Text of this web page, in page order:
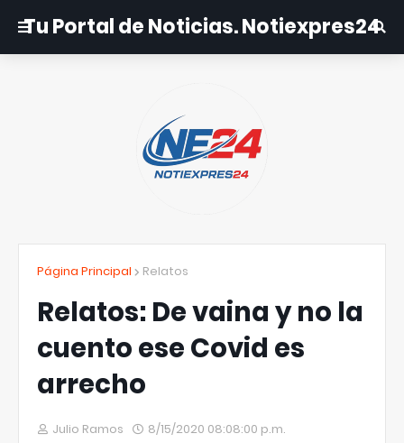
Tu Portal de Noticias. Notiexpres24
Página Principal Relatos
Relatos: De vaina y no la
cuento ese Covid es
arrecho
Julio Ramos 8/15/2020 08:08:00 p.m.